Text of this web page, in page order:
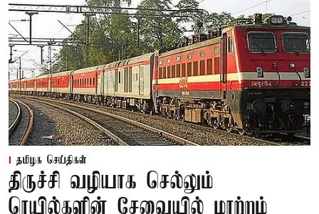
தமிழக செய்திகள்
திருச்சி வழியாக செல்லும்
ரெயில்களின் சேவையில் மாற்றம்